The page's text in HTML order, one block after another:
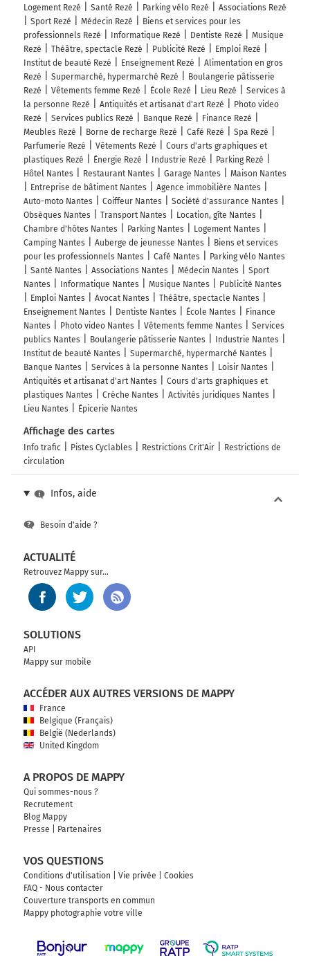
Logement Rezé
Santé Rezé Parking vélo Rezé
Associations Rezé
Sport Rezé
Médecin Rezé
Biens et services pour les
professionnels Rezé
Informatique Rezé Dentiste Rezé
Musique
Rezé
Théâtre, spectacle Rezé Publicité Rezé
Emploi Rezé
Institut de beauté Rezé
Enseignement Rezé
Alimentation en gros
Rezé
Supermarché, hypermarché Rezé
Boulangerie pâtisserie
Rezé
Vêtements femme Rezé École Rezé Lieu Rezé
Services à
la personne Rezé
Antiquités et artisanat d'art Rezé
Photo video
Rezé
Services publics Rezé Banque Rezé
Finance Rezé
Meubles Rezé
Borne de recharge Rezé Café Rezé
Spa Rezé
Parfumerie Rezé
Vêtements Rezé
Cours d'arts graphiques et
plastiques Rezé
Énergie Rezé Industrie Rezé
Parking Rezé
Hôtel Nantes
Restaurant Nantes Garage Nantes
Maison Nantes
Entreprise de bâtiment Nantes
Agence immobilière Nantes
Auto-moto Nantes
Coiffeur Nantes
Société d'assurance Nantes
Obsèques Nantes
Transport Nantes
Location, gîte Nantes
Chambre d'hôtes Nantes
Parking Nantes
Logement Nantes
Camping Nantes
Auberge de jeunesse Nantes
Biens et services
pour les professionnels Nantes
Café Nantes
Parking vélo Nantes
Santé Nantes
Associations Nantes Médecin Nantes
Sport
Nantes
Informatique Nantes Musique Nantes
Publicité Nantes
Emploi Nantes
Avocat Nantes
Théâtre, spectacle Nantes
Enseignement Nantes
Dentiste Nantes École Nantes
Finance
Nantes
Photo video Nantes Vêtements femme Nantes
Services
publics Nantes
Boulangerie pâtisserie Nantes
Industrie Nantes
Institut de beauté Nantes
Supermarché, hypermarché Nantes
Banque Nantes
Services à la personne Nantes
Loisir Nantes
Antiquités et artisanat d'art Nantes
Cours d'arts graphiques et
plastiques Nantes
Crèche Nantes
Activités juridiques Nantes
Lieu Nantes
Épicerie Nantes
Affichage des cartes
Info trafic Pistes Cyclables Restrictions Crit'Air
Restrictions de
circulation
Infos, aide
Besoin d'aide ?
ACTUALITÉ
Retrouvez Mappy sur...
SOLUTIONS
API
Mappy sur mobile
ACCÉDER AUX AUTRES VERSIONS DE MAPPY
France
Belgique (Français)
België (Nederlands)
United Kingdom
A PROPOS DE MAPPY
Qui sommes-nous ?
Recrutement
Blog Mappy
Presse
Partenaires
VOS QUESTIONS
Conditions d'utilisation Vie privée
Cookies
FAQ - Nous contacter
Couverture transports en commun
Mappy photographie votre ville